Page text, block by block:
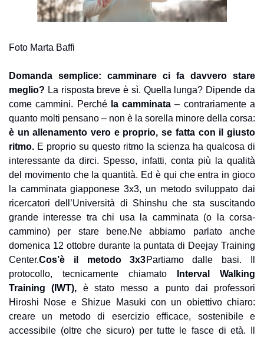
Foto Marta Baffi
Domanda semplice: camminare ci fa davvero stare
meglio? La risposta breve è sì. Quella lunga? Dipende da
come cammini. Perché
la camminata – contrariamente a
quanto molti pensano – non è la sorella minore della corsa:
è un allenamento vero e proprio, se fatta con il giusto
ritmo. E proprio su questo ritmo la scienza ha qualcosa di
interessante da dirci. Spesso, infatti, conta più la qualità
del movimento che la quantità. Ed è qui che entra in gioco
la camminata giapponese 3x3, un metodo sviluppato dai
ricercatori dell’Università di Shinshu che sta suscitando
grande interesse tra chi usa la camminata (o la corsa-
cammino) per stare bene.Ne abbiamo parlato anche
domenica 12 ottobre durante la puntata di Deejay Training
Center.Cos’è il metodo 3x3Partiamo dalle basi. Il
protocollo, tecnicamente chiamato
Interval Walking
Training (IWT), è stato messo a punto dai professori
Hiroshi Nose e Shizue Masuki con un obiettivo chiaro:
creare un metodo di esercizio efficace, sostenibile e
accessibile (oltre che sicuro) per tutte le fasce di età. Il